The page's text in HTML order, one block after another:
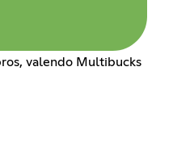
valendo Multibucks